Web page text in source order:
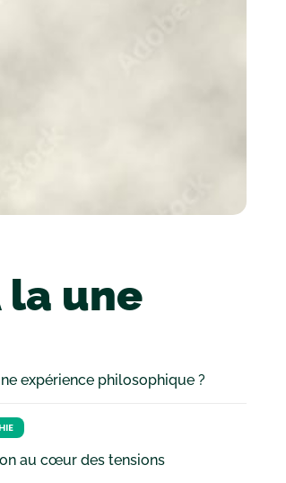
la une
expérience philosophique ?
au cœur des tensions